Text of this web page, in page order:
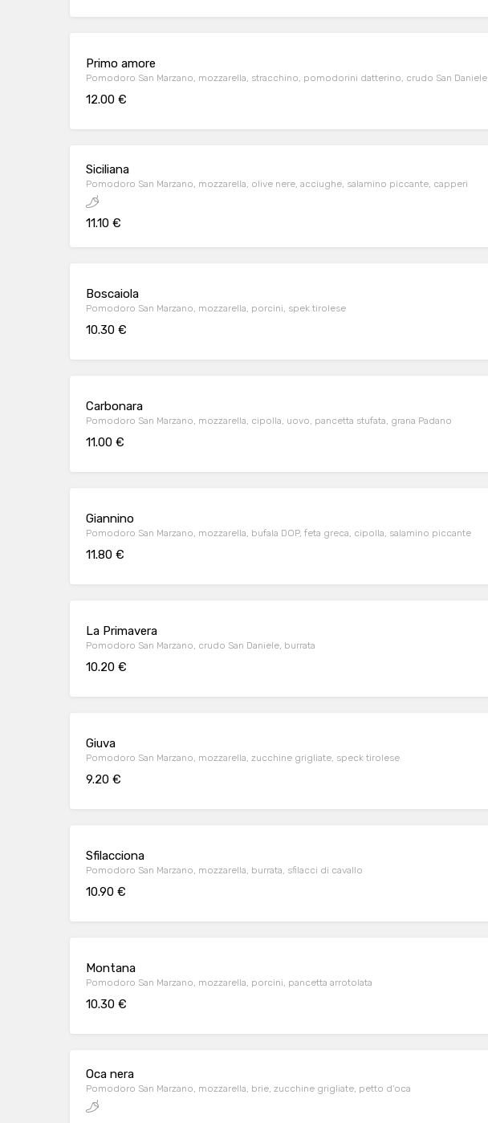
Primo amore
Pomodoro San Marzano, mozzarella, stracchino, pomodorini datterino, crudo San Daniele
12.00 €
Siciliana
Pomodoro San Marzano, mozzarella, olive nere, acciughe, salamino piccante, capperi
11.10 €
Boscaiola
Pomodoro San Marzano, mozzarella, porcini, spek tirolese
10.30 €
Carbonara
Pomodoro San Marzano, mozzarella, cipolla, uovo, pancetta stufata, grana Padano
11.00 €
Giannino
Pomodoro San Marzano, mozzarella, bufala DOP, feta greca, cipolla, salamino piccante
11.80 €
La Primavera
Pomodoro San Marzano, crudo San Daniele, burrata
10.20 €
Giuva
Pomodoro San Marzano, mozzarella, zucchine grigliate, speck tirolese
9.20 €
Sfilacciona
Pomodoro San Marzano, mozzarella, burrata, sfilacci di cavallo
10.90 €
Montana
Pomodoro San Marzano, mozzarella, porcini, pancetta arrotolata
10.30 €
Oca nera
Pomodoro San Marzano, mozzarella, brie, zucchine grigliate, petto d'oca